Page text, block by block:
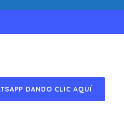
DANDO CLIC AQUÍ